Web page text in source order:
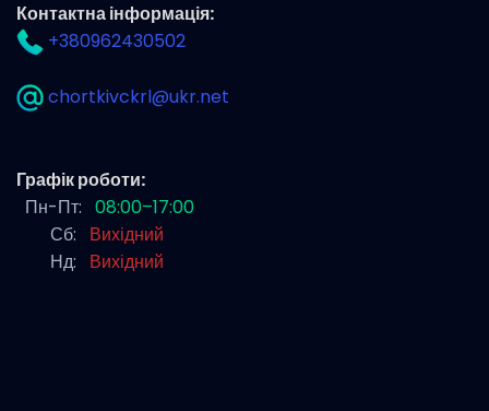
Контактна інформація:
+380962430502
chortkivckrl@ukr.net
Графік роботи:
Пн-Пт: 08:00–17:00
Сб:
Вихідний
Нд:
Вихідний